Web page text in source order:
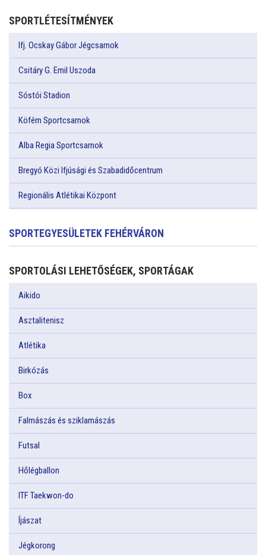
SPORTLÉTESÍTMÉNYEK
Ifj. Ocskay Gábor Jégcsarnok
Csitáry G. Emil Uszoda
Sóstói Stadion
Köfém Sportcsarnok
Alba Regia Sportcsarnok
Bregyó Közi Ifjúsági és Szabadidőcentrum
Regionális Atlétikai Központ
SPORTEGYESÜLETEK FEHÉRVÁRON
SPORTOLÁSI LEHETŐSÉGEK, SPORTÁGAK
Aikido
Asztalitenisz
Atlétika
Birkózás
Box
Falmászás és sziklamászás
Futsal
Hőlégballon
ITF Taekwon-do
Íjászat
Jégkorong